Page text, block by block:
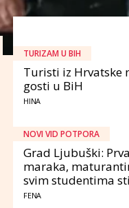
TURIZAM U BIH
Turisti iz Hrvatske
gosti u BiH
HINA
NOVI VID POTPORA
Grad Ljubuški:
maraka,
svim studentima
FENA